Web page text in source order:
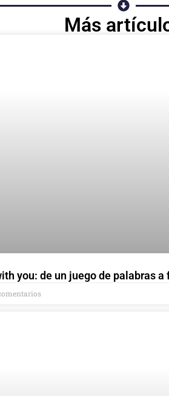
Más
you: de un juego de palabras